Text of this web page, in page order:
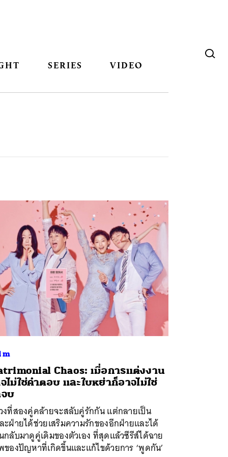
SERIES VIDEO
Chaos: เมื่อการแต่งงาน
ไม่ใช่คำตอบ และใบหย่าก็อาจไม่ใช่
บ
งที่สองคู่คล้ายจะสลับคู่รักกัน แต่กลายเป็น
ะฝ่ายได้ช่วยเสริมความรักของอีกฝ่ายและได้
กลับมาดูคู่เดิมของตัวเอง ที่สุดแล้วซีรีส์ได้ฉาย
ของปัญหาที่เกิดขึ้นและแก้ไขด้วยการ ‘พูดกัน’